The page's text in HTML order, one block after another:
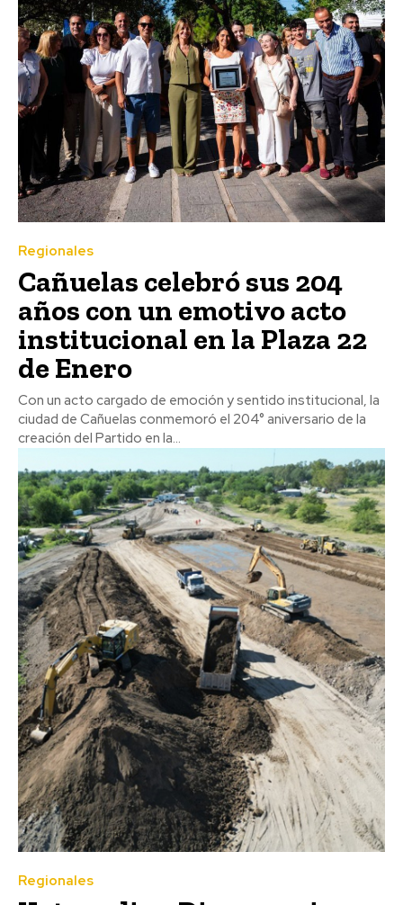
Regionales
Cañuelas celebró sus 204
años con un emotivo acto
institucional en la Plaza 22
de Enero
Con un acto cargado de emoción y sentido institucional, la
ciudad de Cañuelas conmemoró el 204° aniversario de la
creación del Partido en la...
Regionales